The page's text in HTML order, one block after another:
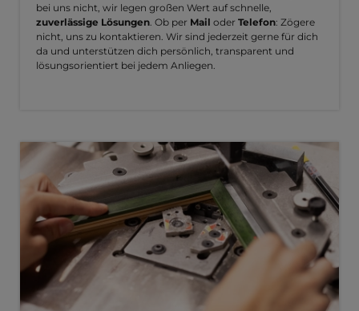
bei uns nicht, wir legen großen Wert auf schnelle,
zuverlässige Lösungen . Ob per Mail oder Telefon: Zögere
nicht, uns zu kontaktieren. Wir sind jederzeit gerne für dich
da und unterstützen dich persönlich, transparent und
lösungsorientiert bei jedem Anliegen.